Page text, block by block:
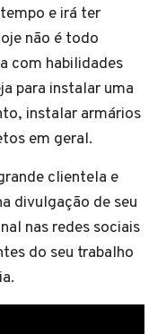
e irá ter
não é todo
com habilidades
para instalar uma
instalar armários
em geral.
clientela e
divulgação de seu
nas redes sociais
do seu trabalho